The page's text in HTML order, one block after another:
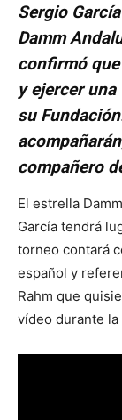
Sergio
Damm
confirmó
y ejercer
su
compañero
El estrella
García tendrá
torneo contará
español y
Rahm que
vídeo durante